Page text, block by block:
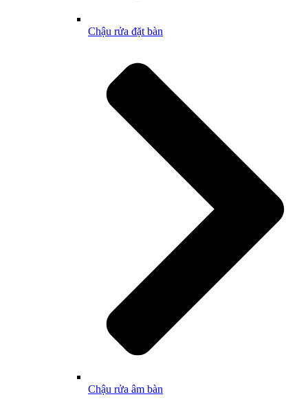
Chậu rửa đặt bàn
Chậu rửa âm bàn